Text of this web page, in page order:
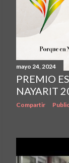
mayo 24, 2024
PREMIO
NAYARIT
Compartir